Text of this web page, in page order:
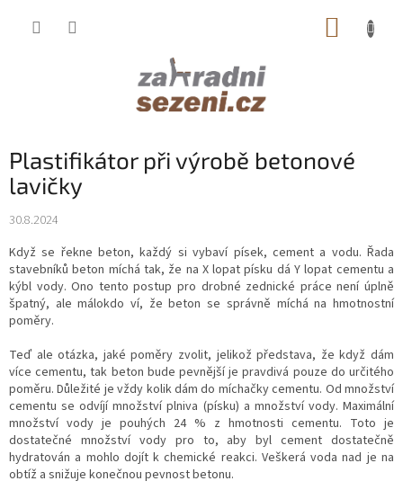
Plastifikátor při výrobě betonové
lavičky
30.8.2024
Když se řekne beton, každý si vybaví písek, cement a vodu. Řada
stavebníků beton míchá tak, že na X lopat písku dá Y lopat cementu a
kýbl vody. Ono tento postup pro drobné zednické práce není úplně
špatný, ale málokdo ví, že beton se správně míchá na hmotnostní
poměry.
Teď ale otázka, jaké poměry zvolit, jelikož představa, že když dám
více cementu, tak beton bude pevnější je pravdivá pouze do určitého
poměru. Důležité je vždy kolik dám do míchačky cementu. Od množství
cementu se odvíjí množství plniva (písku) a množství vody. Maximální
množství vody je pouhých 24 % z hmotnosti cementu. Toto je
dostatečné množství vody pro to, aby byl cement dostatečně
hydratován a mohlo dojít k chemické reakci. Veškerá voda nad je na
obtíž a snižuje konečnou pevnost betonu.